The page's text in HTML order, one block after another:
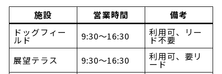
施設 営業時間
備考
ドッグフィー
ルド 9:30〜16:30 利用可、リー
ド不要
展望テラス
9:30〜16:30 利用可、要リ
ード